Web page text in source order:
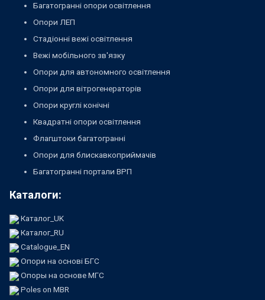
Багатогранні опори освітлення
Опори ЛЕП
Стадіонні вежі освітлення
Вежі мобільного зв'язку
Опори для автономного освітлення
Опори для вітрогенераторів
Опори круглі конічні
Квадратні опори освітлення
Флагштоки багатогранні
Опори для блискавкоприймачів
Багатогранні портали ВРП
Каталоги:
Каталог_UK
Каталог_RU
Catalogue_EN
Опори на основі БГС
Опоры на основе МГС
Poles on MBR